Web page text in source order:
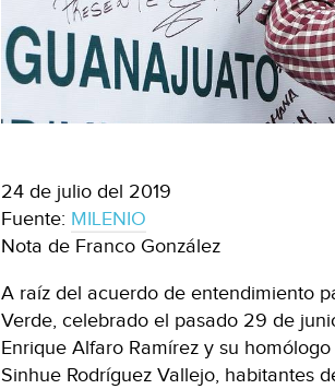
24 de julio del 2019
Fuente: MILENIO
Nota de Franco González
A raíz del acuerdo de entendimiento
Verde, celebrado el pasado 29 de
Enrique Alfaro Ramírez y su
Sinhue Rodríguez Vallejo, habitantes